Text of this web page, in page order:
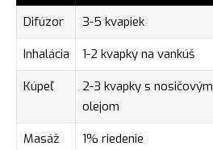
Difúzor
3-5 kvapiek
Inhalácia
1-2 kvapky na vankúš
Kúpeľ
2-3 kvapky s nosičovým
olejom
Masáž 1% riedenie